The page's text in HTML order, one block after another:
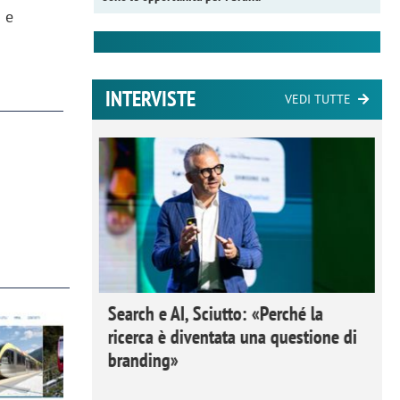
e
INTERVISTE VEDI TUTTE
i
e
Search e AI, Sciutto: «Perché la
ricerca è diventata una questione di
branding»